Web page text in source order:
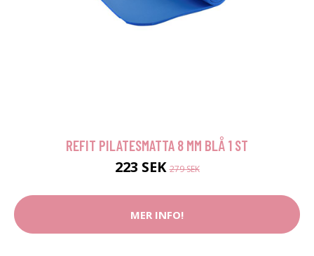
REFIT PILATESMATTA 8 MM BLÅ 1 ST
223 SEK279 SEK
MER INFO!